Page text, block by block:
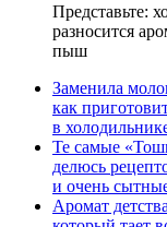
Представьте:
разносится
пыш
Заменила
как
в
Те самые
делюсь
и очень
Аромат